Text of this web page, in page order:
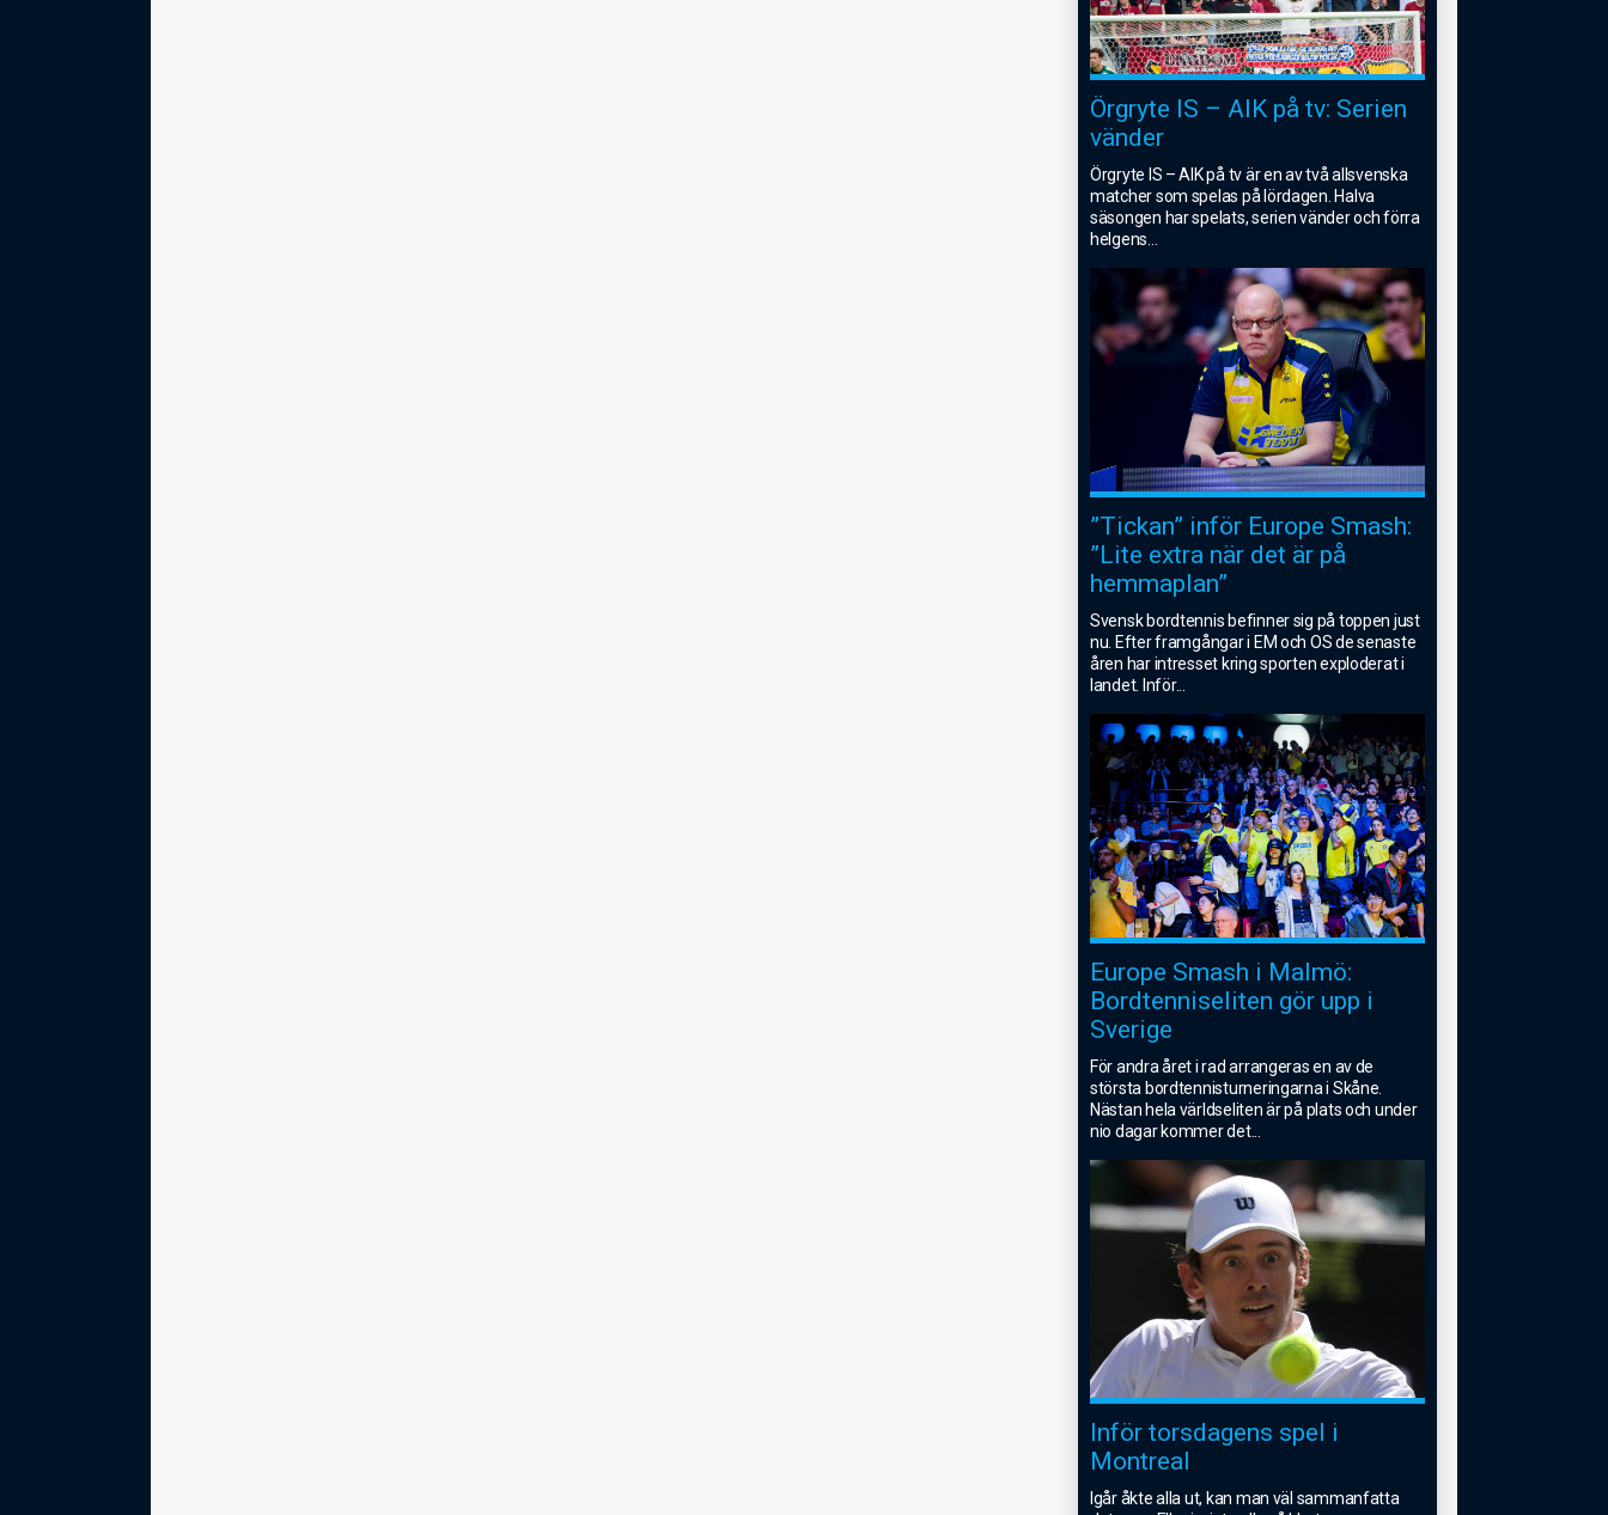
Örgryte IS – AIK på tv: Serien
vänder
Örgryte IS – AIK på tv är en av två allsvenska
matcher som spelas på lördagen. Halva
säsongen har spelats, serien vänder och förra
helgens
”Tickan” inför Europe Smash:
”Lite extra när det är på
hemmaplan”
Svensk bordtennis befinner sig på toppen just
nu. Efter framgångar i EM och OS de senaste
åren har intresset kring sporten exploderat i
landet. Inför...
Europe Smash i Malmö:
Bordtenniseliten gör upp i
Sverige
För andra året i rad arrangeras en av de
största bordtennisturneringarna i Skåne.
Nästan hela världseliten är på plats och under
nio dagar kommer det...
Inför torsdagens spel i
Montreal
Igår åkte alla ut, kan man väl sammanfatta